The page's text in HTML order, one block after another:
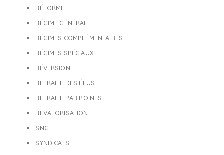
RÉFORME
RÉGIME GÉNÉRAL
RÉGIMES COMPLÉMENTAIRES
RÉGIMES SPÉCIAUX
RÉVERSION
RETRAITE DES ÉLUS
RETRAITE PAR POINTS
REVALORISATION
SNCF
SYNDICATS